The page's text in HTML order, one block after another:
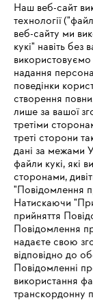
Про
Запитання
Наш веб-сайт
технології
веб-сайту ми
кукі" навіть без
використовуємо
надання
поведінки
створення
лише за вашої
третіми
треті сторони
дані за межами
файли кукі, які
сторонами,
"Повідомлення
Натискаючи
прийняття
Повідомлення
надаєте свою
відповідно до
Повідомленні
використання
транскордонну